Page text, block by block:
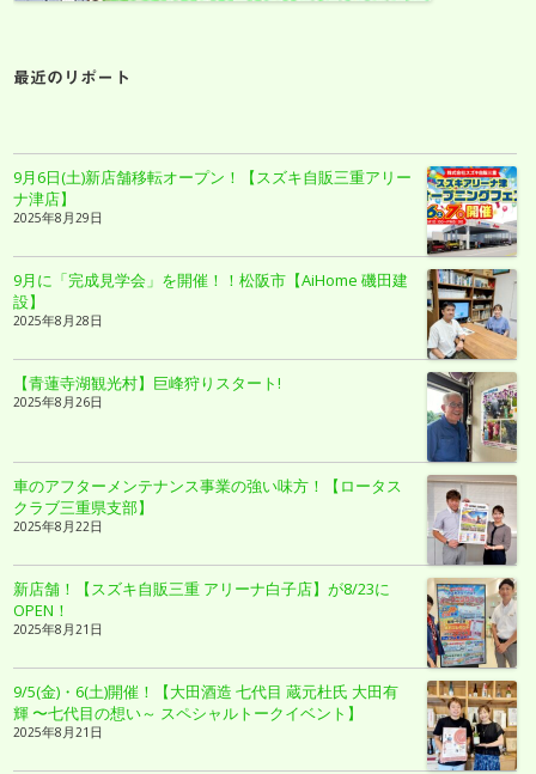
最近のリポート
9月6日(土)新店舗移転オープン！【スズキ自販三重アリー
ナ津店】
2025年8月29日
9月に「完成見学会」を開催！！松阪市【AiHome 磯田建
設】
2025年8月28日
【青蓮寺湖観光村】巨峰狩りスタート!
2025年8月26日
車のアフターメンテナンス事業の強い味方！【ロータス
クラブ三重県支部】
2025年8月22日
新店舗！【スズキ自販三重 アリーナ白子店】が8/23に
OPEN！
2025年8月21日
9/5(金)・6(土)開催！【大田酒造 七代目 蔵元杜氏 大田有
輝 〜七代目の想い～ スペシャルトークイベント】
2025年8月21日